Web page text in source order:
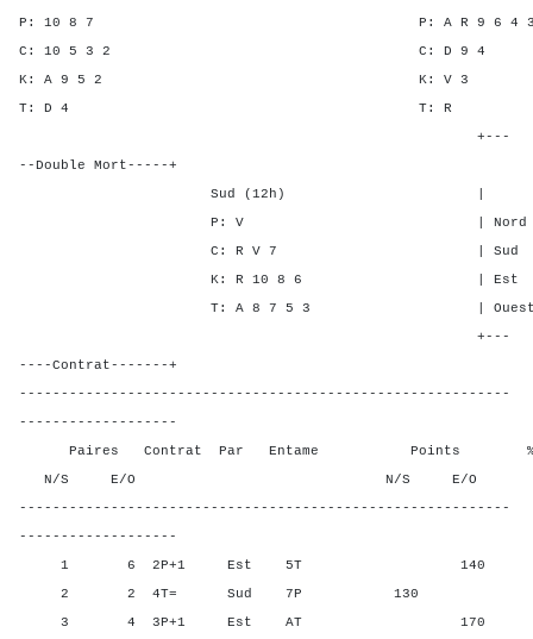
P: 10 8 7 P: A R 9 6 4
C: 10 5 3 2 C: D
K: A 9 5 2 K:
T: D 4 T:
+---
--Double Mort-----+
Sud (12h) | SA P
P: V | Nord - - 4
C: R V 7 | Sud - -
K: R 10 8 6 | Est -
T: A 8 7 5 3 | Ouest -
+---
----Contrat-------+
-----------------------------------------------------------
-------------------
Paires Contrat Par Entame Points %
N/S E/O N/S E/O N/
-----------------------------------------------------------
-------------------
1 6 2P+1 Est 5T 140
2 2 4T= Sud 7P 130
3 4 3P+1 Est AT 170